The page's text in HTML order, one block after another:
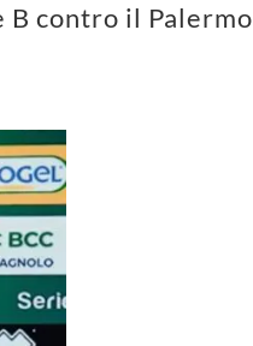
contro il Palermo